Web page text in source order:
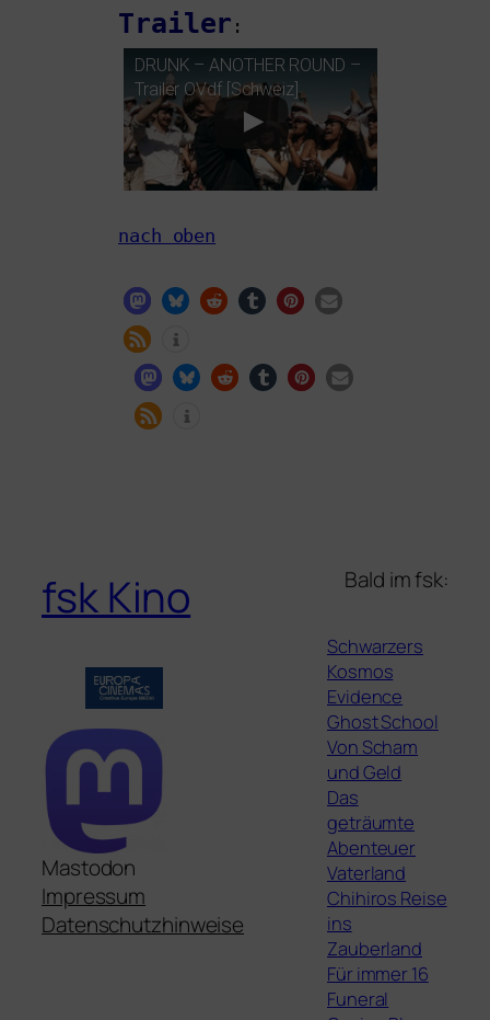
Trailer :
DRUNK –ANOTHER ROUND –
Trailer OVdf [Schweiz]
nach oben
fsk Kino
Mastodon
Impressum
Datenschutzhinweise
Bald im fsk:
Schwarzers
Kosmos
Evidence
Ghost School
Von Scham
und Geld
Das
geträumte
Abenteuer
Vaterland
Chihiros Reise
ins
Zauberland
Für immer 16
Funeral